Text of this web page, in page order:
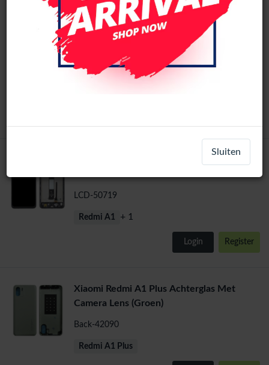
Xiaomi Redmi A1 / A1+ / A2 / A2+ LCD
Scherm Zonder Frame (Alle kleuren)
LCD-42060
LCD-50719
Redmi A1 + 1
Login Register
Xiaomi Redmi A1 Plus Achterglas Met
Camera Lens (Groen)
Back-42090
Redmi A1 Plus
Sluiten